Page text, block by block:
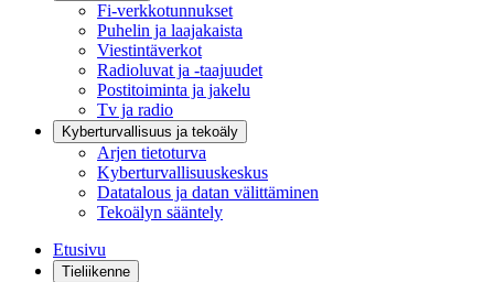
Fi-verkkotunnukset
Puhelin ja laajakaista
Viestintäverkot
Radioluvat ja -taajuudet
Postitoiminta ja jakelu
Tv ja radio
Kyberturvallisuus ja tekoäly
Arjen tietoturva
Kyberturvallisuuskeskus
Datatalous ja datan välittäminen
Tekoälyn sääntely
Etusivu
Tieliikenne